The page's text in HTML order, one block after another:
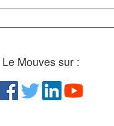
Le Mouves sur :